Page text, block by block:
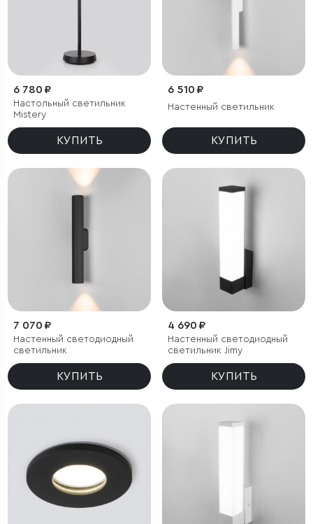
6 780 ₽
Настольный светильник
Mistery
КУПИТЬ
6 510 ₽
Настенный светильник
КУПИТЬ
7 070 ₽
Настенный светодиодный
светильник
КУПИТЬ
4 690 ₽
Настенный светодиодный
светильник Jimy
КУПИТЬ